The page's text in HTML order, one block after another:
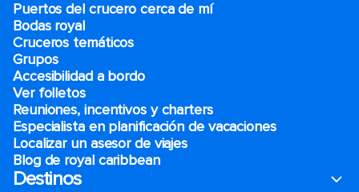
Puertos del crucero cerca de mí
Bodas royal
Cruceros temáticos
Grupos
Accesibilidad a bordo
Ver folletos
Reuniones, incentivos y charters​
Especialista en planificación de vacaciones
Localizar un asesor de viajes
Blog de royal caribbean
Destinos